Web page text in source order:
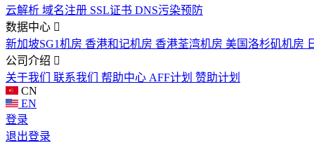
云解析 域名注册 SSL证书 DNS污染预防
数据中心
新加坡SG1机房 香港和记机房 香港荃湾机房 美国洛杉矶机房
公司介绍
关于我们 联系我们 帮助中心 AFF计划 赞助计划
CN
EN
登录
退出登录